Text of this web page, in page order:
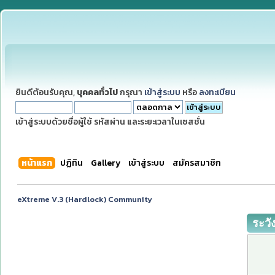
ยินดีต้อนรับคุณ, บุคคลทั่วไปกรุณา เข้าสู่ระบบ หรือ ลงทะเบียน
เข้าสู่ระบบด้วยชื่อผู้ใช้ รหัสผ่าน และระยะเวลาในเซสชั่น
หน้าแรก ปฏิทิน Gallery เข้าสู่ระบบ สมัครสมาชิก
eXtreme V.3 (Hardlock) Community
ระวั